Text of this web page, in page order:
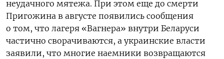
неудачного мятежа. При этом еще до смерти
Пригожина в августе появились сообщения
о том, что лагеря «Вагнера» внутри Беларуси
частично сворачиваются, а украинские власти
заявили, что многие наемники возвращаются